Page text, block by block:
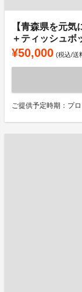
【青森県を元
＋ティッシュボ
¥50,000 (税込/送
ご提供予定時期：プ